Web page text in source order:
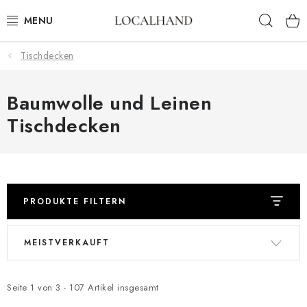
Inhalt
HEIMTEXTILIEN
METERWARE
FRÜHLING/ SOMMER 2026
MASSANFERTIGUNG SCHNEIDEREI UND POLSTEREI
KONTAKTE
Tischdecken
Baumwolle und Leinen
Tischdecken
PRODUKTE FILTERN
L
t
Seite 1 von 3 - 107 Artikel insgesamt
P
d
MEISTVERKAUFT